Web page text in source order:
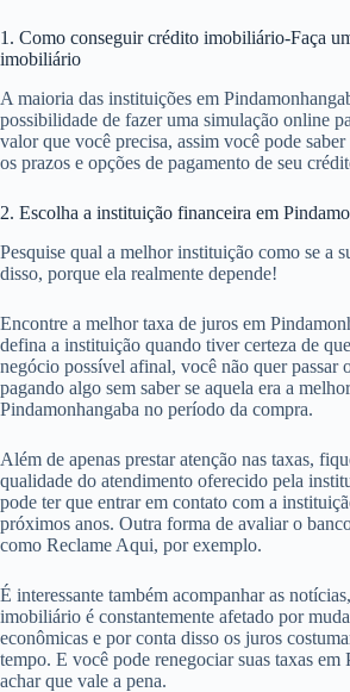
1. Como conseguir crédito imobiliário-Faça
imobiliário
A maioria das instituições em
possibilidade de fazer uma simulação online
valor que você precisa, assim você pode
os prazos e opções de pagamento de seu
2. Escolha a instituição financeira em
Pesquise qual a melhor instituição como se a
disso, porque ela realmente depende!
Encontre a melhor taxa de juros em
defina a instituição quando tiver certeza de
negócio possível afinal, você não quer passar
pagando algo sem saber se aquela era a
Pindamonhangaba no período da compra.
Além de apenas prestar atenção nas taxas,
qualidade do atendimento oferecido pela
pode ter que entrar em contato com a
próximos anos. Outra forma de avaliar o
como Reclame Aqui, por exemplo.
É interessante também acompanhar as
imobiliário é constantemente afetado por
econômicas e por conta disso os juros
tempo. E você pode renegociar suas taxas em
achar que vale a pena.